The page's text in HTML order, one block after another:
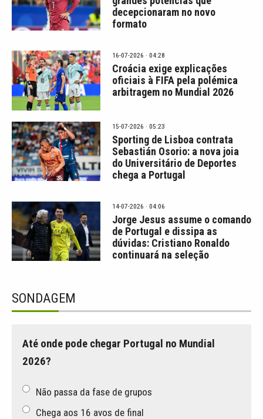
decepcionaram no novo
formato
16-07-2026 · 04:28
Croácia exige explicações
oficiais à FIFA pela polémica
arbitragem no Mundial 2026
15-07-2026 · 05:23
Sporting de Lisboa contrata
Sebastián Osorio: a nova joia
do Universitário de Deportes
chega a Portugal
14-07-2026 · 04:06
Jorge Jesus assume o comando
de Portugal e dissipa as
dúvidas: Cristiano Ronaldo
continuará na seleção
SONDAGEM
Até onde pode chegar Portugal no Mundial
2026?
Não passa da fase de grupos
Chega aos 16 avos de final